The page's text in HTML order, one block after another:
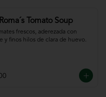
Roma´s Tomato Soup
frescos, aderezada con
y finos hilos de clara de huevo.